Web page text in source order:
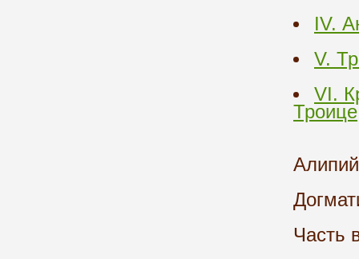
IV.
V.
VI.
Троице
Часть